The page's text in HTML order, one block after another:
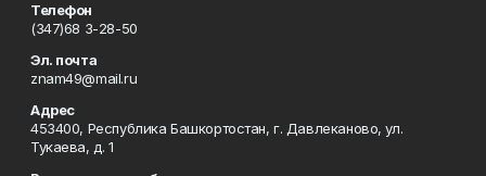
Телефон
(347)68 3-28-50
Эл. почта
znam49@mail.ru
Адрес
453400, Республика Башкортостан, г. Давлеканово, ул.
Тукаева, д. 1